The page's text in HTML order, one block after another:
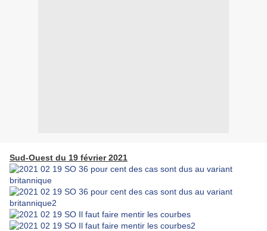
Sud-Ouest du 19 février 2021